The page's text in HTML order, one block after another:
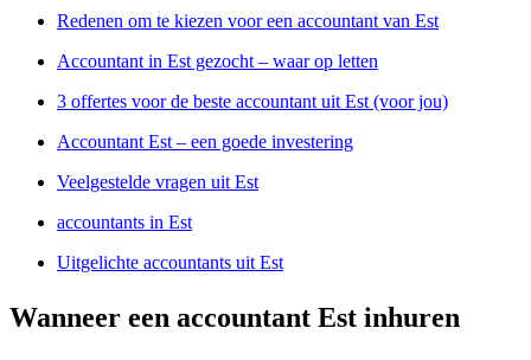
Redenen om te kiezen voor een accountant van Est
Accountant in Est gezocht – waar op letten
3 offertes voor de beste accountant uit Est (voor jou)
Accountant Est – een goede investering
Veelgestelde vragen uit Est
accountants in Est
Uitgelichte accountants uit Est
Wanneer een accountant Est inhuren